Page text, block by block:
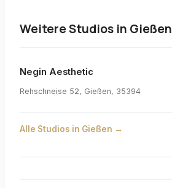
Weitere Studios in Gießen
Negin Aesthetic
Rehschneise 52, Gießen, 35394
Alle Studios in Gießen →